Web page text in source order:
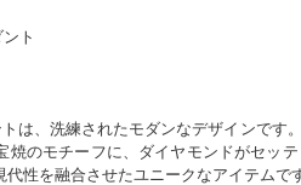
ト
は、洗練されたモダンなデザインです
焼のモチーフに、ダイヤモンドがセッ
性を融合させたユニークなアイテムで